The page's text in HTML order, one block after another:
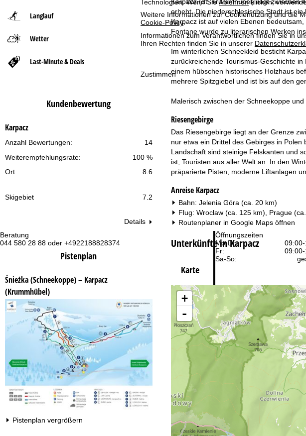
Technologien. Wenn SieAblehnenklicken,
Weitere Informationen zur Cookienutzung und die
Cookie-Policy.
Informationen zum Verantwortlichen finden Sie in
Ihren Rechten finden Sie in unserer
Zustimmen
Beratung
044 580 28 88 oder +4922188828374
Öffnungszeiten
Mo-Do:
Fr:
Sa-So:
Zur Kontaktseite
Langlauf
Wetter
Last-Minute & Deals
Kundenbewertung
Karpacz
14
Anzahl Bewertungen:
100 %
Weiterempfehlungsrate:
Ort
8.6
Skigebiet 7.2
Details
Pistenplan
Śnieżka (Schneekoppe) – Karpacz
(Krummhübel)
Pistenplan vergrößern
t
s
e
i
t
e
erhebt. Die niederschlesische Stadt ist
Karpacz ist auf vielen Ebenen
Fontane wurde zu literarischen Werken
Im winterlichen Schneekleid besticht
zurückreichende Tourismus-Geschichte
einem hübschen historisches Holzhaus
mehrere Spitzgiebel und ist bis auf den
Malerisch zwischen der Schneekoppe
Riesengebirge
Das Riesengebirge liegt an der Grenze
nur etwa ein Drittel des Gebirges in
Landschaft sind steinige Felskanten und
ist, Touristen aus aller Welt an. In den
präparierte Pisten, moderne Liftanlagen
Anreise Karpacz
Bahn: Jelenia Góra (ca. 20 km)
Flug: Wroclaw (ca. 125 km), Prague
Routenplaner in Google Mapsöffnen
Unterkünfte in Karpacz
Karte
+
-